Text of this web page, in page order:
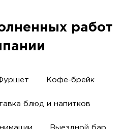
работ
Кофе-брейк
блюд и напитков